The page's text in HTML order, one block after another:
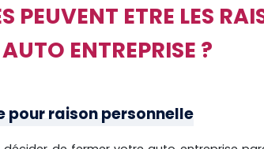
PEUVENT ETRE LES
ENTREPRISE ?
pour raison personnelle